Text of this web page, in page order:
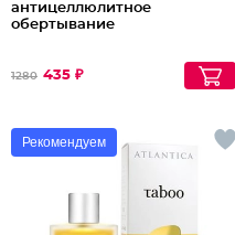
антицеллюлитное
обертывание
1280 435 ₽
Рекомендуем